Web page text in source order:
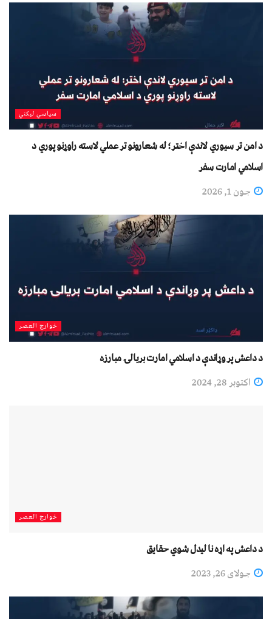
سیاسي لیکني
د امن تر سیوري لاندې اختر؛ له شعارونو تر عملي لاسته راوړنو پوري د
اسلامي امارت سفر
جون 1, 2026
خوارج العصر
د داعش پر وړاندې د اسلامي امارت بریالۍ مبارزه
اکتوبر 28, 2024
خوارج العصر
د داعش په اړه نا لیدل شوي حقايق
جولای 26, 2023